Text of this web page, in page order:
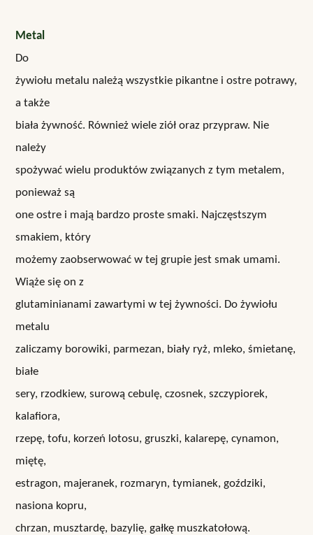
Metal
Do
żywiołu metalu należą wszystkie pikantne i ostre potrawy,
a także
biała żywność. Również wiele ziół oraz przypraw. Nie
należy
spożywać wielu produktów związanych z tym metalem,
ponieważ są
one ostre i mają bardzo proste smaki. Najczęstszym
smakiem, który
możemy zaobserwować w tej grupie jest smak umami.
Wiąże się on z
glutaminianami zawartymi w tej żywności. Do żywiołu
metalu
zaliczamy borowiki, parmezan, biały ryż, mleko, śmietanę,
białe
sery, rzodkiew, surową cebulę, czosnek, szczypiorek,
kalafiora,
rzepę, tofu, korzeń lotosu, gruszki, kalarepę, cynamon,
miętę,
estragon, majeranek, rozmaryn, tymianek, goździki,
nasiona kopru,
chrzan, musztardę, bazylię, gałkę muszkatołową.